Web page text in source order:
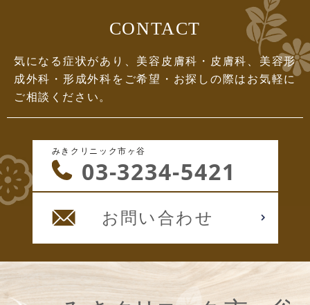
CONTACT
気になる症状があり、美容皮膚科・皮膚科、美容形
成外科・形成外科をご希望・お探しの際はお気軽に
ご相談ください。